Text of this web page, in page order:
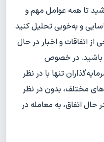
تا همه عوامل مهم و
و به‌خوبی تحلیل کنید
اتفاقات و اخبار در حال
باشید. در خصوص
تنها با در نظر
مختلف، بدون در نظر
حال اتفاق، به معامله در